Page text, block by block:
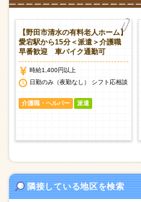
【野田市清水の有料老人ホーム】
愛宕駅から15分＜派遣＞介護職
早番歓迎 車バイク通勤可
時給1,400円以上
日勤のみ（夜勤なし） シフト応相談
介護職・ヘルパー 派遣
隣接している地区を検索